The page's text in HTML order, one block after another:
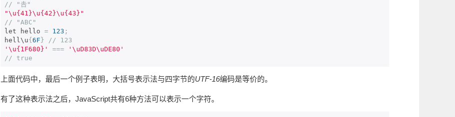
// "𠮷"
"\u{41}\u{42}\u{43}"
// "ABC"
let hello = 123 ;
hell\u{ 6F }
// 123
'\u{1F680}'
===
'\uD83D\uDE80'
// true
上面代码中，最后一个例子表明，大括号表示法与四字节的UTF-16编码是等价的。
有了这种表示法之后，JavaScript共有6种方法可以表示一个字符。